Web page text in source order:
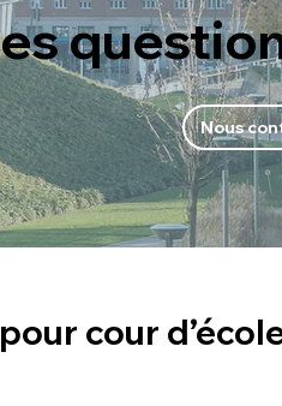
Nous
cour